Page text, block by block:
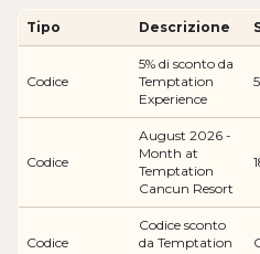
Tipo Descrizione
Codice
5% di sconto da
Temptation
Experience
Codice
August 2026 -
Month at
Temptation
Cancun Resort
Codice
Codice sconto
da Temptation